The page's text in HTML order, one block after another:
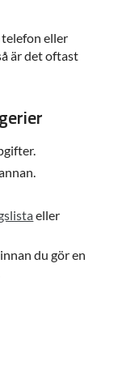
eller
är det oftast
eller
du gör en